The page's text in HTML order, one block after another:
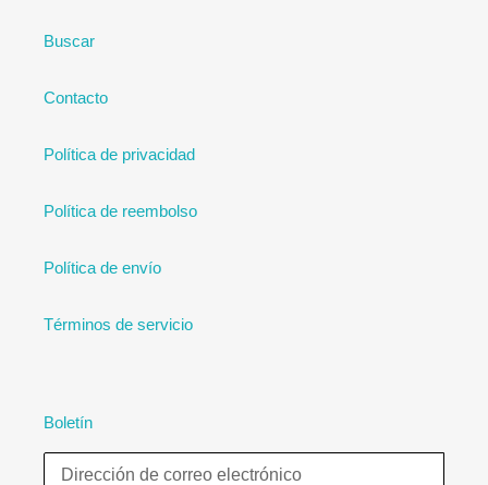
Buscar
Contacto
Política de privacidad
Política de reembolso
Política de envío
Términos de servicio
Boletín